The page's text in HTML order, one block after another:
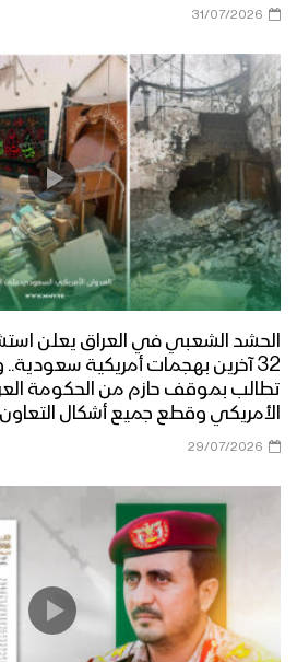
31/07/2026
32 آخرين بهجمات أمريكية سعودية..
تطالب بموقف حازم من الحكومة
الأمريكي وقطع جميع أشكال
29/07/2026